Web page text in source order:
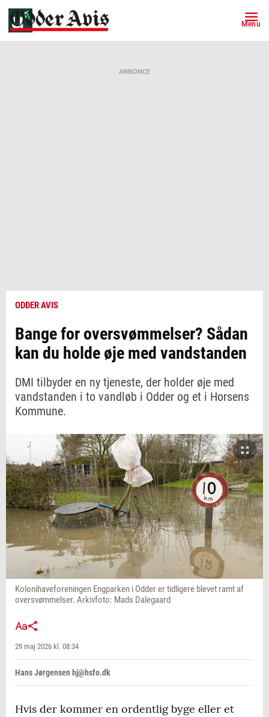
Menu
ANNONCE
ODDER AVIS
Bange for oversvømmelser? Sådan
kan du holde øje med vandstanden
DMI tilbyder en ny tjeneste, der holder øje med
vandstanden i to vandløb i Odder og et i Horsens
Kommune.
Kolonihaveforeningen Engparken i Odder er tidligere blevet ramt af
oversvømmelser. Arkivfoto: Mads Dalegaard
29 maj 2026 kl. 08:34
Hans Jørgensen hj@hsfo.dk
Hvis der kommer en ordentlig byge eller et